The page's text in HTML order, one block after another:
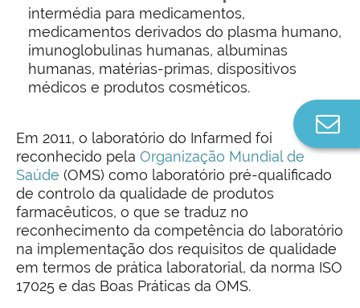
intermédia para medicamentos,
medicamentos derivados do plasma humano,
imunoglobulinas humanas, albuminas
humanas, matérias-primas, dispositivos
médicos e produtos cosméticos.
Em 2011, o laboratório do Infarmed foi
reconhecido pela Organização Mundial de
Saúde (OMS) como laboratório pré-qualificado
de controlo da qualidade de produtos
farmacêuticos, o que se traduz no
reconhecimento da competência do laboratório
na implementação dos requisitos de qualidade
em termos de prática laboratorial, da norma ISO
17025 e das Boas Práticas da OMS.